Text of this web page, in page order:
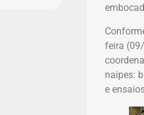
feira
naipes:
e